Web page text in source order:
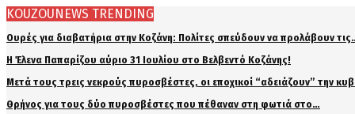
KOUZOUNEWS TRENDING
Ουρές για διαβατήρια στην Κοζάνη: Πολίτες σπεύδουν να προλάβουν
Η Έλενα Παπαρίζου αύριο 31 Ιουλίου στο Βελβεντό Κοζάνης!
Μετά τους τρεις νεκρούς πυροσβέστες, οι εποχικοί “αδειάζουν” την
Θρήνος για τους δύο πυροσβέστες που πέθαναν στη φωτιά στο…